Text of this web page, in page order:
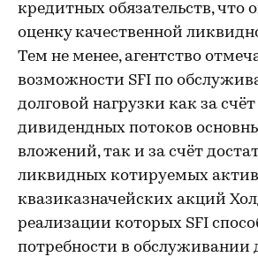
кредитных обязательств, что
оценку качественной
Тем не менее, агентство
возможности SFI по
долговой нагрузки как за
дивидендных потоков
вложений, так и за счёт
ликвидных котируемых
квазиказначейских акций
реализации которых SFI
потребности в обслуживании